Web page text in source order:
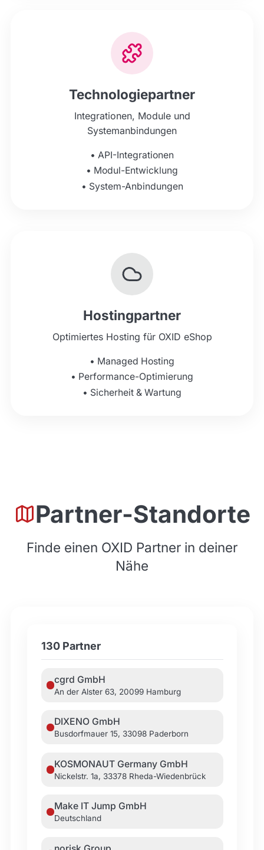
Technologiepartner
Integrationen, Module und
Systemanbindungen
• API-Integrationen
• Modul-Entwicklung
• System-Anbindungen
Hostingpartner
Optimiertes Hosting für OXID eShop
• Managed Hosting
• Performance-Optimierung
• Sicherheit & Wartung
Partner-Standorte
Finde einen OXID Partner in deiner
Nähe
130 Partner
cgrd GmbH
An der Alster 63, 20099 Hamburg
DIXENO GmbH
Busdorfmauer 15, 33098 Paderborn
KOSMONAUT Germany GmbH
Nickelstr. 1a, 33378 Rheda-Wiedenbrück
Make IT Jump GmbH
Deutschland